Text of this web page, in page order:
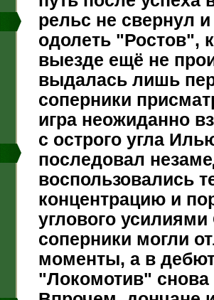
рельс не свернул
одолеть "Ростов",
выезде ещё не
выдалась лишь
соперники
игра неожиданно
с острого угла
последовал
воспользовались
концентрацию и
углового
соперники могли
моменты, а в
"Локомотив" снова